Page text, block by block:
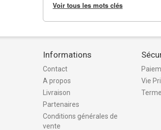
Voir tous les mots clés
Informations
Contact
A propos
Livraison
Partenaires
Conditions générales de
vente
Vie